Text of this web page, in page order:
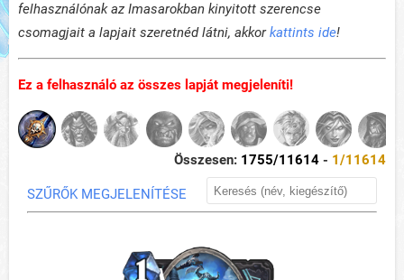
felhasználónak az Imasarokban kinyitott szerencse
csomagjait a lapjait szeretnéd látni, akkorkattints ide!
Ez a felhasználó az összes lapját megjeleníti!
Összesen: 1755/11614 - 1/11614
SZŰRŐK MEGJELENÍTÉSE